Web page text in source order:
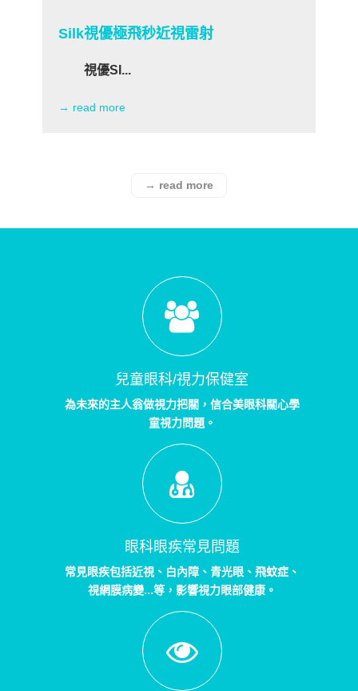
Silk視優極飛秒近視雷射
視優SI...
→ read more
→ read more
兒童眼科/視力保健室
為未來的主人翁做視力把關，信合美眼科關心學
童視力問題。
眼科眼疾常見問題
常見眼疾包括近視、白內障、青光眼、飛蚊症、
視網膜病變...等，影響視力眼部健康。